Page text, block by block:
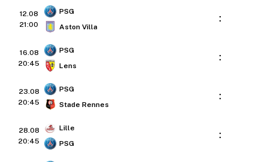
12.08
21:00
PSG
Aston Villa
:
16.08
20:45
PSG
Lens
:
23.08
20:45
PSG
Stade Rennes
:
28.08
20:45
Lille
PSG
: